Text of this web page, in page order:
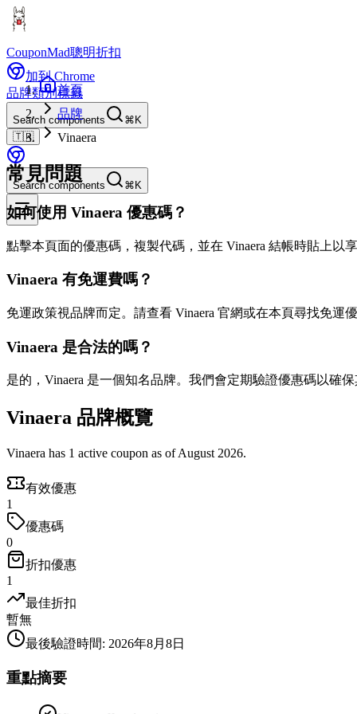
CouponMad聰明折扣
加到 Chrome
品牌類別標籤
Search components
⌘K
🇹🇼
Search components ⌘K
首頁
品牌
Vinaera
常見問題
如何使用 Vinaera 優惠碼？
點擊本頁面的優惠碼，複製代碼，並在 Vinaera 結帳時貼上以享
Vinaera 有免運費嗎？
免運政策視品牌而定。請查看 Vinaera 官網或在本頁尋找免運優
Vinaera 是合法的嗎？
是的，Vinaera 是一個知名品牌。我們會定期驗證優惠碼以確保
Vinaera 品牌概覽
Vinaera has 1 active coupon as of August 2026.
有效優惠
1
優惠碼
0
折扣優惠
1
最佳折扣
暫無
最後驗證時間: 2026年8月8日
重點摘要